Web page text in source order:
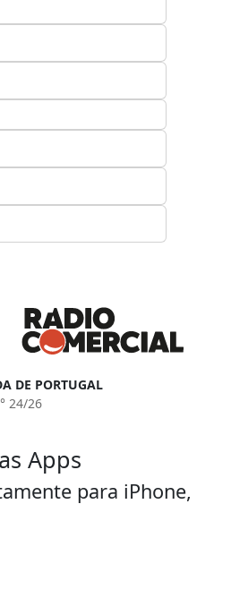
DE PORTUGAL
24/26
Apps
para iPhone,